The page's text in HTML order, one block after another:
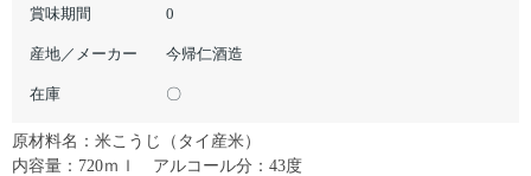
賞味期間 0
産地／メーカー 今帰仁酒造
在庫 〇
原材料名：米こうじ（タイ産米）
内容量：720ｍｌ アルコール分：43度